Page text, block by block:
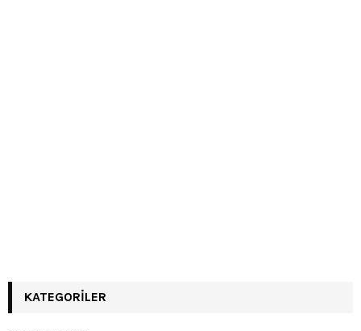
KATEGORILER